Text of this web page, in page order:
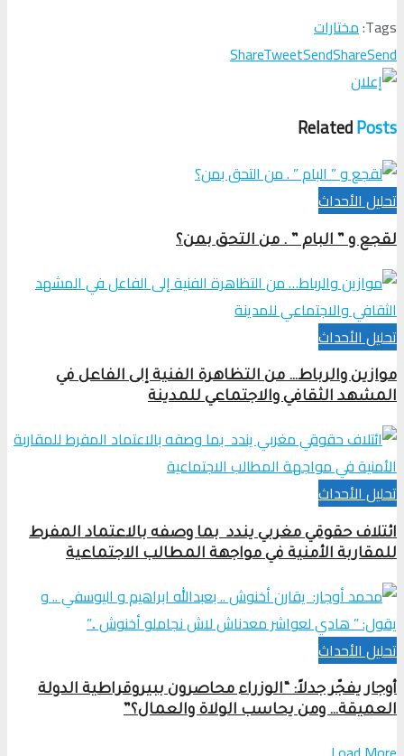
Tags: مختارات
ShareTweetSendShareSend
RelatedPosts
تحلیل الأحداث
لقجع و ” البام ” . من التحق بمن؟
تحلیل الأحداث
موازين والرباط… من التظاهرة الفنية إلى الفاعل في
المشهد الثقافي والاجتماعي للمدينة
تحلیل الأحداث
ائتلاف حقوقي مغربي يندد بما وصفه بالاعتماد المفرط
للمقاربة الأمنية في مواجهة المطالب الاجتماعية
تحلیل الأحداث
أوجار يفجّر جدلاً: “الوزراء محاصرون ببيروقراطية الدولة
العميقة… ومن يحاسب الولاة والعمال؟”